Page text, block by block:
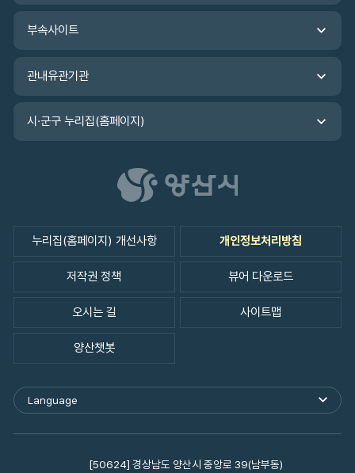
부속사이트
관내유관기관
시·군구 누리집(홈페이지)
누리집(홈페이지) 개선사항 개인정보처리방침
저작권 정책 뷰어 다운로드
오시는 길 사이트맵
양산챗봇
Language
외
어
[50624] 경상남도 양산시 중앙로 39(남부동)